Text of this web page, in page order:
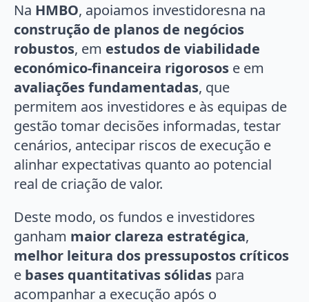
Na HMBO, apoiamos investidoresna na
construção de planos de negócios
robustos, em estudos de viabilidade
económico-financeira rigorosos e em
avaliações fundamentadas, que
permitem aos investidores e às equipas de
gestão tomar decisões informadas, testar
cenários, antecipar riscos de execução e
alinhar expectativas quanto ao potencial
real de criação de valor.
Deste modo, os fundos e investidores
ganham maior clareza estratégica,
melhor leitura dos pressupostos críticos
e bases quantitativas sólidas para
acompanhar a execução após o